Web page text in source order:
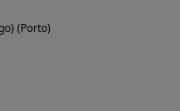
(Porto)